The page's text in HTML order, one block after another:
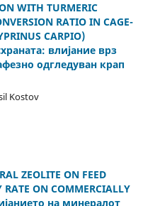
WITH TURMERIC
RATIO IN CAGE-
CARPIO)
влијание врз
одгледуван крап
Kostov
ZEOLITE ON FEED
ON COMMERCIALLY
на минералот